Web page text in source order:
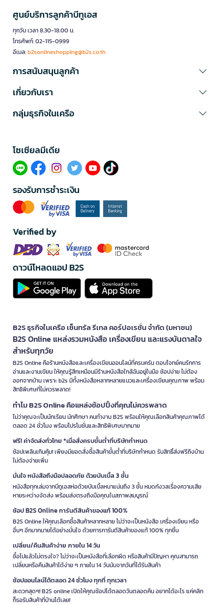
ศูนย์บริการลูกค้าบีทูเอส
ทุกวัน เวลา 8.30-18.00 น.
โทรศัพท์: 02-115-0999
อีเมล:b2sonlineshopping@b2s.co.th
การสนับสนุนลูกค้า
เกี่ยวกับเรา
กลุ่มธุรกิจในเครือ
โซเซียลมีเดีย​
รองรับการชำระเงิน
Verified by
ดาวน์โหลดแอป B2S
B2S ธุรกิจในเครือ เซ็นทรัล รีเทล คอร์ปอเรชั่น จำกัด (มหาชน)
B2S Online แหล่งรวมหนังสือ เครื่องเขียน และแรงบันดาลใจ
สำหรับทุกวัย
B2S Online คือร้านหนังสือและเครื่องเขียนออนไลน์ที่ครบครัน ตอบโจทย์คนรักการ
อ่านและงานเขียน ให้คุณรู้สึกเหมือนมีร้านหนังสือใกล้ฉันอยู่ในมือ ช้อปง่าย ไม่ต้อง
ออกจากบ้าน เพราะ b2s มีทั้งหนังสือหลากหลายแนวและเครื่องเขียนคุณภาพ พร้อม
สิทธิพิเศษที่ไม่ควรพลาด!
ทำไม B2S Online คือแหล่งช้อปปิ้งที่คุณไม่ควรพลาด
ไม่ว่าคุณจะเป็นนักเรียน นักศึกษา คนทำงาน B2S พร้อมให้คุณเลือกสินค้าคุณภาพได้
ตลอด 24 ชั่วโมง พร้อมโปรโมชั่นและสิทธิพิเศษมากมาย
ฟรี! ค่าจัดส่งทั่วไทย *เมื่อสั่งครบขั้นต่ำที่บริษัทกำหนด
ช้อปเพลินเกินคุ้ม! เพียงมียอดสั่งซื้อสินค้าขั้นต่ำที่บริษัทกำหนด รับสิทธิ์ส่งฟรีถึงบ้าน
ไม่ต้องจ่ายเพิ่ม
มั่นใจ หนังสือถึงมือปลอดภัย ด้วยบับเบิ้ล 3 ชั้น
หนังสือทุกเล่มจากบีทูเอสห่อด้วยบับเบิ้ลหนาแน่นถึง 3 ชั้น หมดกังวลเรื่องความเสีย
หายระหว่างจัดส่ง พร้อมส่งตรงถึงมือคุณในสภาพสมบูรณ์
ช้อป B2S Online การันตีสินค้าของแท้ 100%
B2S Online ให้คุณเลือกซื้อสินค้าหลากหลาย ไม่ว่าจะเป็นหนังสือ เครื่องเขียน หรือ
อื่นๆ อีกมากมายได้อย่างมั่นใจ ด้วยการการันตีสินค้าของแท้ 100% ทุกชิ้น
เปลี่ยน/คืนสินค้าง่าย ภายใน 14 วัน
ซื้อไปแล้วไม่ตรงใจ? ไม่ว่าจะเป็นหนังสือที่เลือกผิด หรือสินค้ามีปัญหา คุณสามารถ
เปลี่ยนหรือคืนสินค้าได้ง่าย ๆ ภายใน 14 วันนับจากวันที่ได้รับสินค้า
ช้อปออนไลน์ได้ตลอด 24 ชั่วโมง ทุกที่ ทุกเวลา
สะดวกสุดๆ! B2S online เปิดให้คุณช้อปได้ตลอดวันตลอดคืน อยากได้อะไร แค่คลิก
ก็รอรับสินค้าที่บ้านได้เลย!